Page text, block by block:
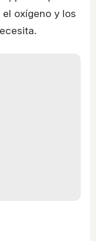
oxígeno y los